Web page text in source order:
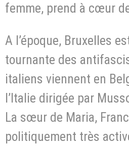
femme, prend à cœur
A l’époque, Bruxelles
tournante des
italiens viennent en
l’Italie dirigée par
La sœur de Maria,
politiquement très